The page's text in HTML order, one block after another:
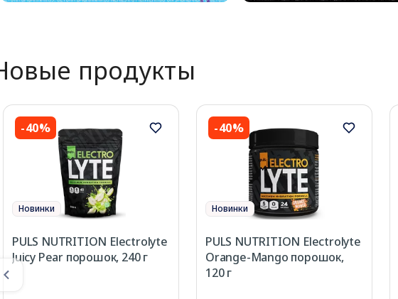
продукты
-40%
Новинки
PULS NUTRITION Electrolyte
Juicy Pear порошок, 240 г
-40%
Новинки
PULS NUTRITION Electrolyte
Orange-Mango порошок,
120 г